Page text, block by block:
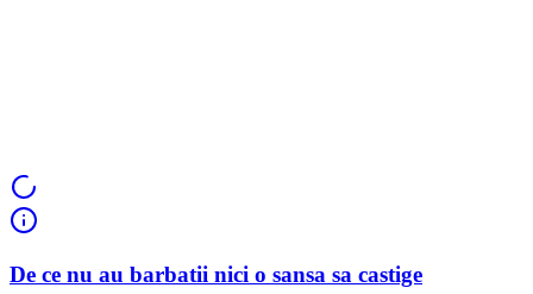
Vezi psihologi disponibili
De ce nu au barbatii nici o sansa sa castige